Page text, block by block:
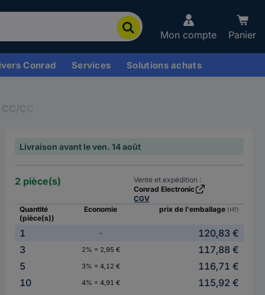
Mon compte Panier
Conrad Services Solutions achats
CC
Livraison avant le ven. 14 août
2 pièce(s)
Vente et expédition :
Conrad Electronic
CGV
Quantité
(pièce(s))
Economie prix de l'emballage (HT)
1 -
120,83 €
3
2% = 2,95 €
117,88 €
5
3% = 4,12 €
116,71 €
10
4% = 4,91 € 115,92 €